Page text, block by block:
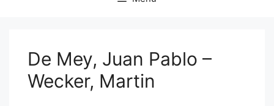
De Mey, Juan Pablo –
Wecker, Martin